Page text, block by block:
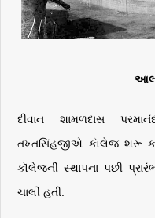
દીવાન શામળદાસ
તખ્તસિંહજીએ કૉલેજ શરૂ
કૉલેજની સ્થાપના પછી
ચાલી હતી.